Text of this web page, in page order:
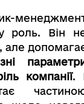
роль. Він
але
компанії.